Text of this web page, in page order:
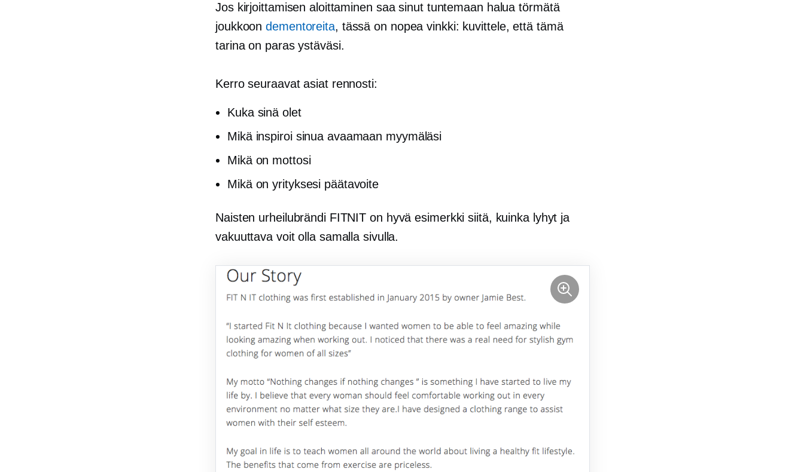
Jos kirjoittamisen aloittaminen saa sinut tuntemaan halua törmätä
joukkoondementoreita, tässä on nopea vinkki: kuvittele, että tämä
tarina on paras ystäväsi.
Kerro seuraavat asiat rennosti:
Kuka sinä olet
Mikä inspiroi sinua avaamaan myymäläsi
Mikä on mottosi
Mikä on yrityksesi päätavoite
Naisten urheilubrändi FITNIT on hyvä esimerkki siitä, kuinka lyhyt ja
vakuuttava voit olla samalla sivulla.